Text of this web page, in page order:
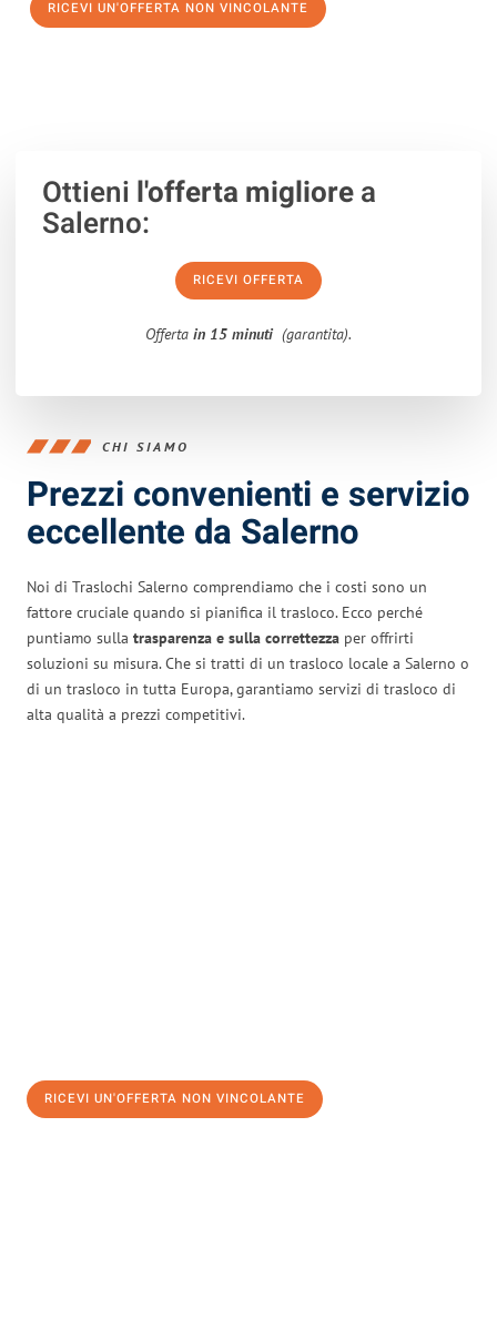
RICEVI UN'OFFERTA NON VINCOLANTE
Ottieni l'offerta migliorea
Salerno:
RICEVI OFFERTA
Offerta in 15 minuti (garantita).
CHI SIAMO
Prezzi convenienti e servizio
eccellente da Salerno
Noi di Traslochi Salerno comprendiamo che i costi sono un
fattore cruciale quando si pianifica il trasloco. Ecco perché
puntiamo sulla trasparenza e sulla correttezza per offrirti
soluzioni su misura. Che si tratti di un trasloco locale a Salerno o
di un trasloco in tutta Europa, garantiamo servizi di trasloco di
alta qualità a prezzi competitivi.
RICEVI UN'OFFERTA NON VINCOLANTE